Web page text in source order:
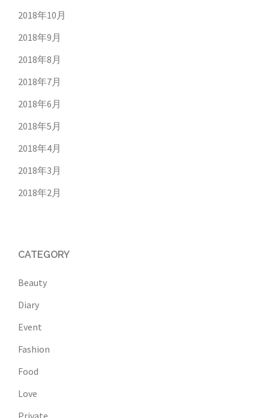
2018年10月
2018年9月
2018年8月
2018年7月
2018年6月
2018年5月
2018年4月
2018年3月
2018年2月
CATEGORY
Beauty
Diary
Event
Fashion
Food
Love